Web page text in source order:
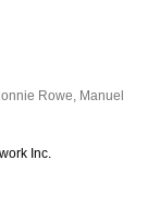
Rowe, Manuel
Inc.